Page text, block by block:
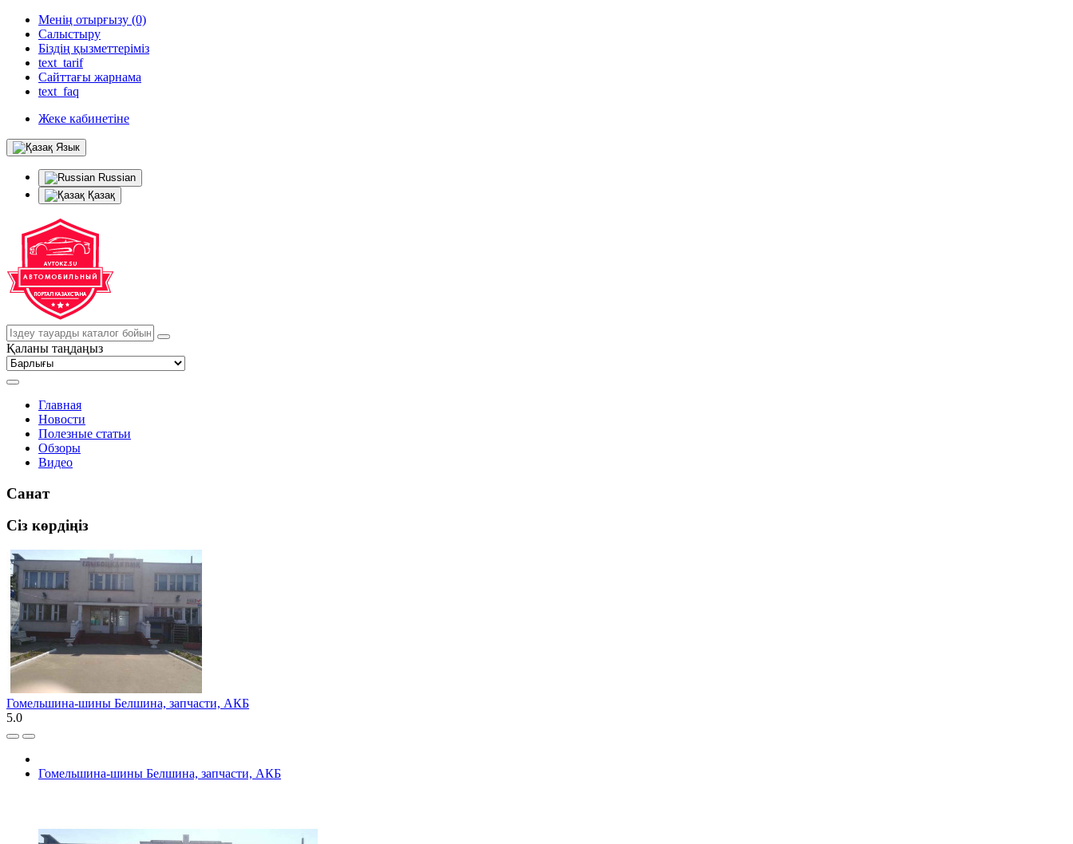
Менің отырғызу (0)
Салыстыру
Біздің қызметтеріміз
text_tarif
Сайттағы жарнама
text_faq
Жеке кабинетіне
Язык
Russian
Қазақ
Қаланы таңдаңыз
Главная
Новости
Полезные статьи
Обзоры
Видео
Санат
Сіз көрдіңіз
Гомельшина-шины Белшина, запчасти, АКБ
5.0
Гомельшина-шины Белшина, запчасти, АКБ